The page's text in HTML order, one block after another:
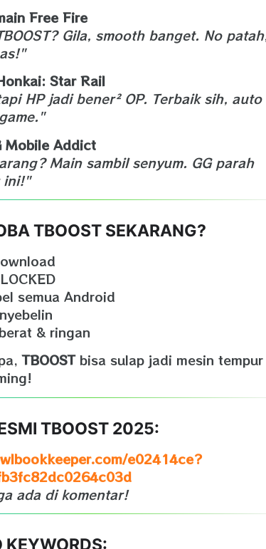
Free Fire
Gila, smooth banget. No
Star Rail
HP jadi bener² OP. Terbaik sih, auto
Mobile Addict
Main sambil senyum. GG parah
ini!"
TBOOST SEKARANG?
semua Android
& ringan
TBOOSTbisa sulap jadi mesin tempur
TBOOST 2025:
e02414ce?
ada di komentar!
KEYWORDS: